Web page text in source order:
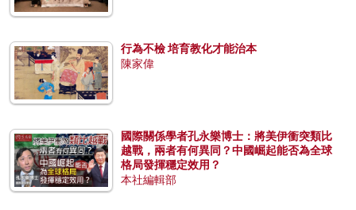
行為不檢 培育教化才能治本
陳家偉
國際關係學者孔永樂博士：將美伊衝突類比
越戰，兩者有何異同？中國崛起能否為全球
格局發揮穩定效用？
本社編輯部